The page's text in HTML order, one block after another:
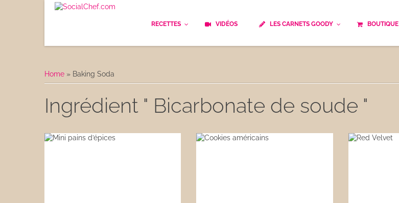
RECETTES
Le Pain
Apéritifs
Déjeuner
Cuisine française traditionnelle
Enfants
Repas musculation
Robots multifonctions
VIDÉOS LES CARNETS GOODY
Spécialité culinaire
Les astuces Goody
BOUTIQUE
Home » Baking Soda
Ingrédient " Bicarbonate de soude "